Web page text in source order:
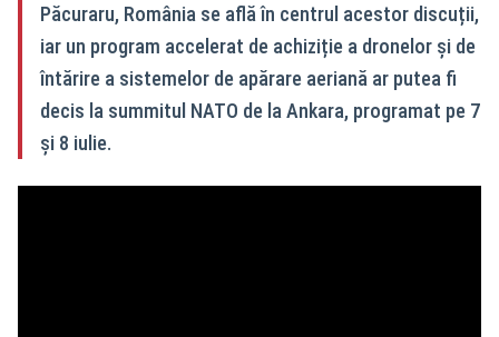
Păcuraru, România se află în centrul acestor discuții,
iar un program accelerat de achiziție a dronelor și de
întărire a sistemelor de apărare aeriană ar putea fi
decis la summitul NATO de la Ankara, programat pe 7
și 8 iulie.